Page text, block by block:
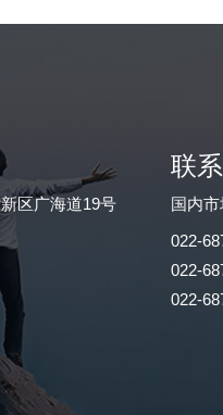
区广海道19号
联
国内市
022-
022-
022-